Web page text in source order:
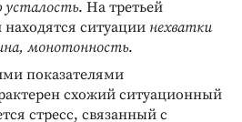
усталость. На третьей
ситуации нехватки
монотонность.
показателями
схожий ситуационный
стресс, связанный с